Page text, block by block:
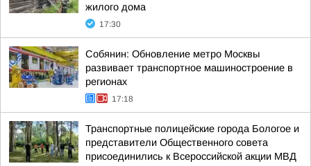
жилого дома
17:30
Собянин: Обновление метро Москвы
развивает транспортное машиностроение в
регионах
17:18
Транспортные полицейские города Бологое и
представители Общественного совета
присоединились к Всероссийской акции МВД